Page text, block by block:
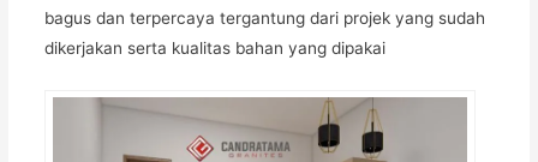
bagus dan terpercaya tergantung dari projek yang sudah
dikerjakan serta kualitas bahan yang dipakai